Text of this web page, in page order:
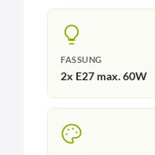
FASSUNG
2x E27 max. 60W